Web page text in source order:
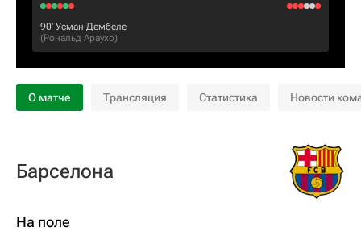
90‎’‎ Усман Дембеле
(Рональд Араухо)
О матче Трансляция Статистика Новости
Барселона
На поле